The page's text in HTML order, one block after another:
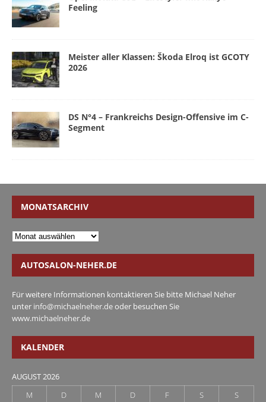
Feeling
Meister aller Klassen: Škoda Elroq ist GCOTY
2026
DS N°4 – Frankreichs Design-Offensive im C-
Segment
MONATSARCHIV
AUTOSALON-NEHER.DE
Für weitere Informationen kontaktieren Sie bitte Michael Neher
unter info@michaelneher.deoder besuchen Sie
www.michaelneher.de
KALENDER
AUGUST 2026
M
D M D F S
S